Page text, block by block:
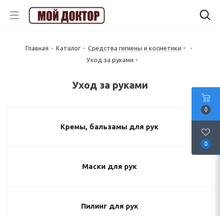
Главная - Каталог - Средства гигиены и косметики
-
Уход за руками
Уход за руками
Кремы, бальзамы для рук
Маски для рук
Пилинг для рук
0
0